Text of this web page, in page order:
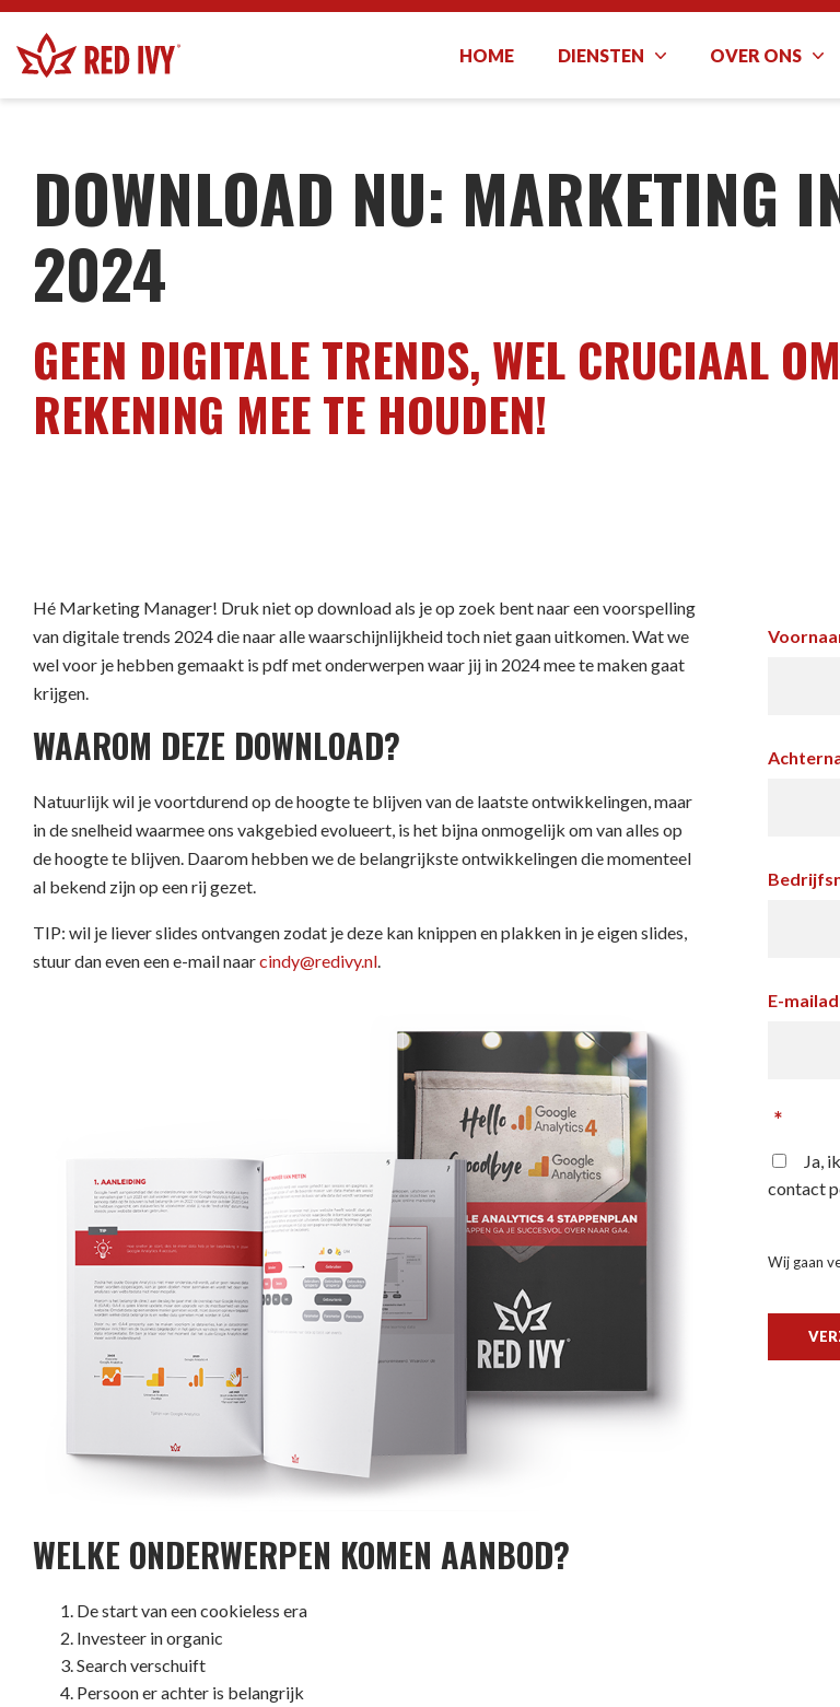
HOME DIENSTEN OVER ONS
KENNISCENTRUM
DOWNLOAD NU: MARKETING
2024
GEEN DIGITALE TRENDS, WEL CRUCIAAL OM
REKENING MEE TE HOUDEN!
Hé Marketing Manager! Druk niet op download als je op zoek bent naar een voorspelling
van digitale trends 2024 die naar alle waarschijnlijkheid toch niet gaan uitkomen. Wat we
wel voor je hebben gemaakt is pdf met onderwerpen waar jij in 2024 mee te maken gaat
krijgen.
WAAROM DEZE DOWNLOAD?
Natuurlijk wil je voortdurend op de hoogte te blijven van de laatste ontwikkelingen, maar
in de snelheid waarmee ons vakgebied evolueert, is het bijna onmogelijk om van alles op
de hoogte te blijven. Daarom hebben we de belangrijkste ontwikkelingen die momenteel
al bekend zijn op een rij gezet.
TIP: wil je liever slides ontvangen zodat je deze kan knippen en plakken in je eigen slides,
stuur dan even een e-mail naarcindy@redivy.nl.
WELKE ONDERWERPEN KOMEN AANBOD?
De start van een cookieless era
Investeer in organic
Search verschuift
Persoon er achter is belangrijk
E-
*
Ja,
contact
Wij gaan